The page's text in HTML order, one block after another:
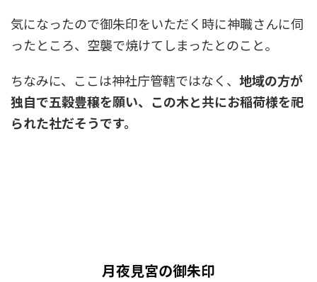
気になったので御朱印をいただく時に神職さんに伺
ったところ、空襲で焼けてしまったとのこと。
ちなみに、ここは神社庁管轄ではなく、 地域の方が
独自で五穀豊穣を願い、この木と共にお稲荷様を祀
られた社だそうです。
月夜見宮の御朱印